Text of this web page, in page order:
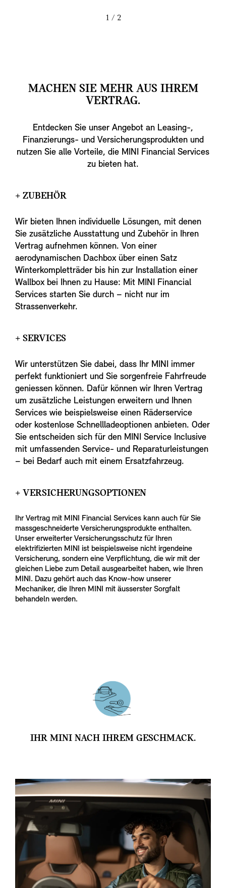
1 / 2
MACHEN SIE MEHR AUS IHREM
VERTRAG.
Entdecken Sie unser Angebot an Leasing-,
Finanzierungs- und Versicherungsprodukten und
nutzen Sie alle Vorteile, die MINI Financial Services
zu bieten hat.
+ ZUBEHÖR
Wir bieten Ihnen individuelle Lösungen, mit denen
Sie zusätzliche Ausstattung und Zubehör in Ihren
Vertrag aufnehmen können. Von einer
aerodynamischen Dachbox über einen Satz
Winterkompletträder bis hin zur Installation einer
Wallbox bei Ihnen zu Hause: Mit MINI Financial
Services starten Sie durch – nicht nur im
Strassenverkehr.
+ SERVICES
Wir unterstützen Sie dabei, dass Ihr MINI immer
perfekt funktioniert und Sie sorgenfreie Fahrfreude
geniessen können. Dafür können wir Ihren Vertrag
um zusätzliche Leistungen erweitern und Ihnen
Services wie beispielsweise einen Räderservice
oder kostenlose Schnellladeoptionen anbieten. Oder
Sie entscheiden sich für den MINI Service Inclusive
mit umfassenden Service- und Reparaturleistungen
– bei Bedarf auch mit einem Ersatzfahrzeug.
+ VERSICHERUNGSOPTIONEN
Ihr Vertrag mit MINI Financial Services kann auch für Sie
massgeschneiderte Versicherungsprodukte enthalten.
Unser erweiterter Versicherungsschutz für Ihren
elektrifizierten MINI ist beispielsweise nicht irgendeine
Versicherung, sondern eine Verpflichtung, die wir mit der
gleichen Liebe zum Detail ausgearbeitet haben, wie Ihren
MINI. Dazu gehört auch das Know-how unserer
Mechaniker, die Ihren MINI mit äusserster Sorgfalt
behandeln werden.
IHR MINI NACH IHREM GESCHMACK.